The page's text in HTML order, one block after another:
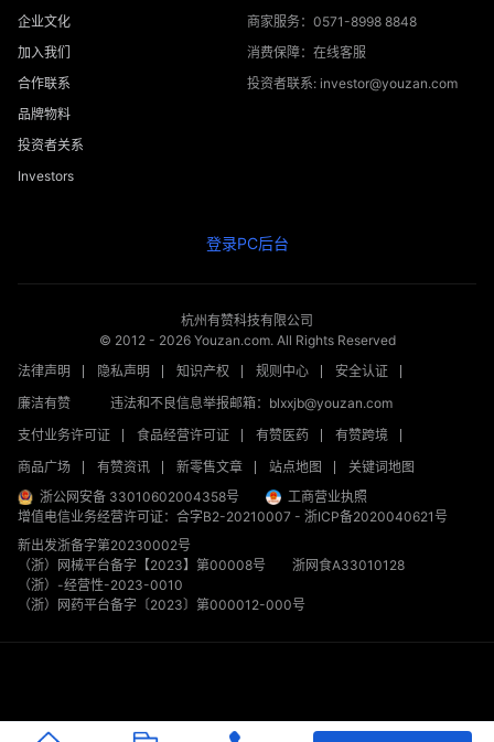
企业文化
加入我们
合作联系
品牌物料
投资者关系
Investors
商家服务：0571-8998 8848
消费保障：在线客服
投资者联系: investor@youzan.com
登录PC后台
杭州有赞科技有限公司
© 2012 - 2026Youzan.com. All Rights Reserved
法律声明
隐私声明 知识产权 规则中心
安全认证
廉洁有赞
违法和不良信息举报邮箱：blxxjb@youzan.com
支付业务许可证
食品经营许可证 有赞医药
有赞跨境
商品广场
有赞资讯 新零售文章 站点地图
关键词地图
浙公网安备 33010602004358号
工商营业执照
增值电信业务经营许可证：合字B2-20210007 - 浙ICP备2020040621号
新出发浙备字第20230002号
（浙）网械平台备字【2023】第00008号
浙网食A33010128
（浙）-经营性-2023-0010
（浙）网药平台备字〔2023〕第000012-000号